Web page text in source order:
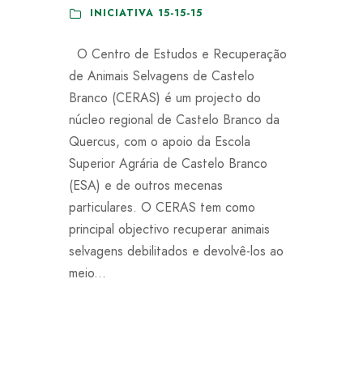
INICIATIVA 15-15-15
O Centro de Estudos e Recuperação
de Animais Selvagens de Castelo
Branco (CERAS) é um projecto do
núcleo regional de Castelo Branco da
Quercus, com o apoio da Escola
Superior Agrária de Castelo Branco
(ESA) e de outros mecenas
particulares. O CERAS tem como
principal objectivo recuperar animais
selvagens debilitados e devolvê-los ao
meio...